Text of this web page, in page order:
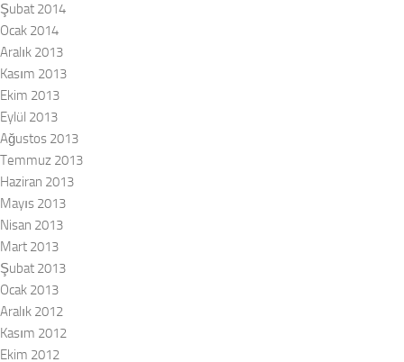
Şubat 2014
Ocak 2014
Aralık 2013
Kasım 2013
Ekim 2013
Eylül 2013
Ağustos 2013
Temmuz 2013
Haziran 2013
Mayıs 2013
Nisan 2013
Mart 2013
Şubat 2013
Ocak 2013
Aralık 2012
Kasım 2012
Ekim 2012